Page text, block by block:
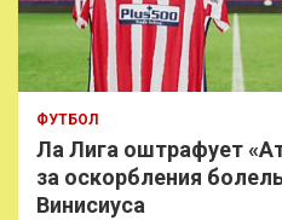
ФУТБОЛ
Ла Лига оштрафует
за оскорбления
Винисиуса